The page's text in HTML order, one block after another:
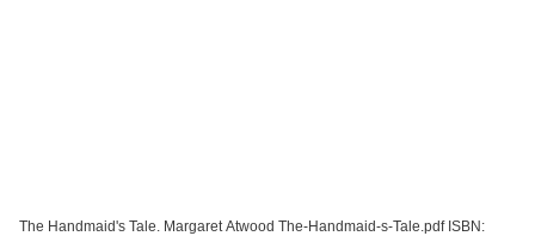
The Handmaid's Tale. Margaret Atwood The-Handmaid-s-Tale.pdf ISBN: